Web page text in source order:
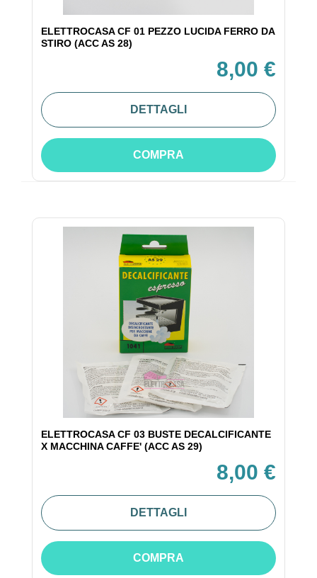
ELETTROCASA CF 01 PEZZO LUCIDA FERRO DA
STIRO (ACC AS 28)
8,00 €
DETTAGLI
COMPRA
ELETTROCASA CF 03 BUSTE DECALCIFICANTE
X MACCHINA CAFFE' (ACC AS 29)
8,00 €
DETTAGLI
COMPRA